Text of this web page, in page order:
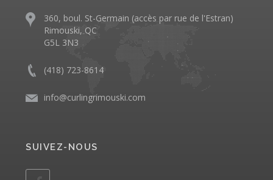
360, boul. St-Germain (accès par rue de l'Estran)
Rimouski, QC
G5L 3N3
(418) 723-8614
info@curlingrimouski.com
SUIVEZ-NOUS